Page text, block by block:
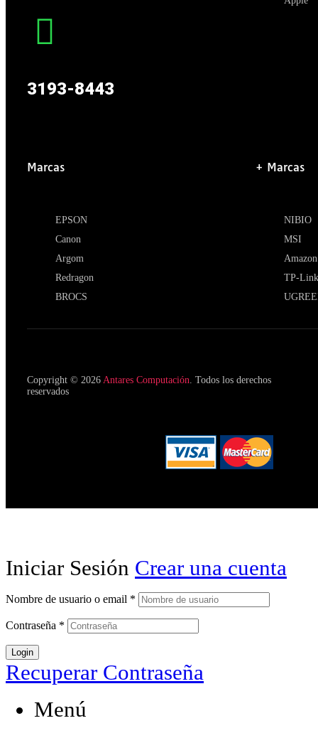
3193-8443
Marcas
EPSON
Canon
Argom
Redragon
BROCS
+ Marcas
NIBIO
MSI
Amazon
TP-Link
Copyright © 2026 Antares Computación. Todos los derechos
reservados
Iniciar Sesión Crear una cuenta
Nombre de usuario o email *
Contraseña *
Login
Recuperar Contraseña
Menú